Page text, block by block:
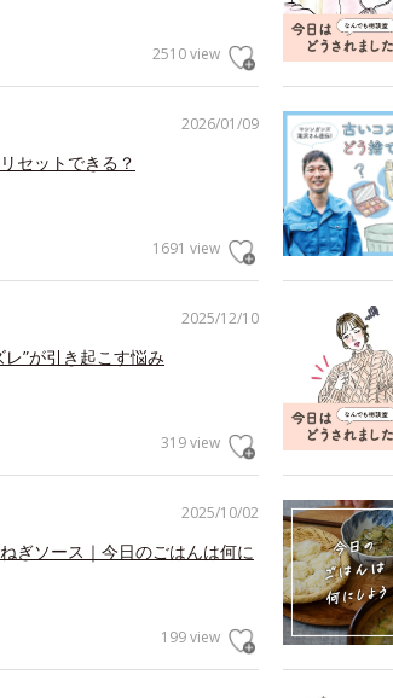
2510 view
2026/01/09
セットできる？
1691 view
2025/12/10
”が引き起こす悩み
319 view
2025/10/02
ぎソース｜今日のごはんは何に
199 view